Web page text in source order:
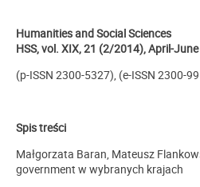
Humanities and Social Sciences
HSS, vol. XIX, 21 (2/2014), April-
(p-ISSN 2300-5327), (e-ISSN 2300-
Spis treści
Małgorzata Baran, Mateusz
government w wybranych krajach